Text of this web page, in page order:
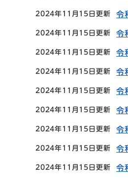
2024年11月15日更新 令
2024年11月15日更新 令
2024年11月15日更新 令
2024年11月15日更新 令
2024年11月15日更新 令
2024年11月15日更新 令
2024年11月15日更新 令
2024年11月15日更新 令
2024年11月15日更新 令